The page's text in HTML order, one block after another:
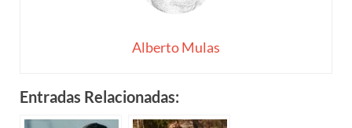
Alberto Mulas
Entradas Relacionadas: